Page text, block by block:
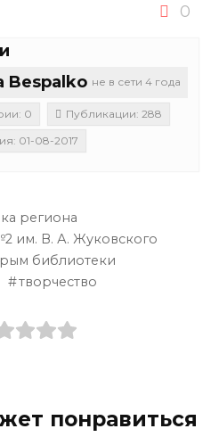
0
не в сети 4 года
Bespalko
0
Публикации: 288
01-08-2017
региона
им. В. А. Жуковского
библиотеки
творчество
понравиться